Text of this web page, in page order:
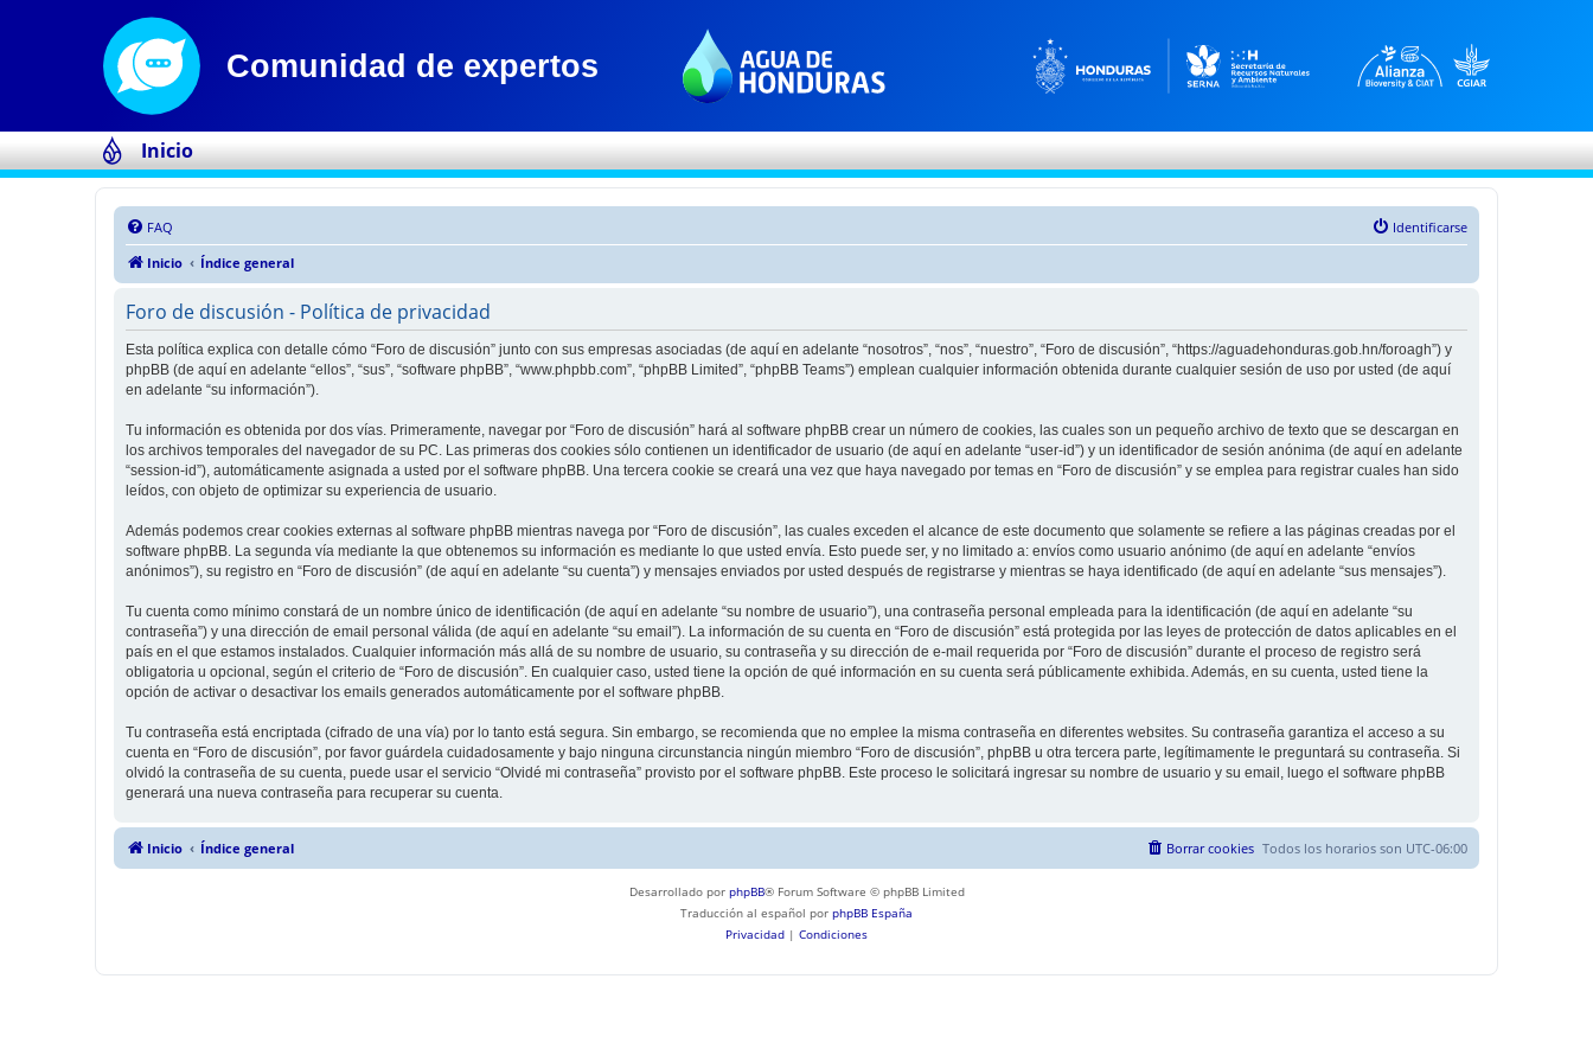
Inicio
FAQ
Identificarse
Inicio
Índice general
Foro de discusión - Política de privacidad
Esta política explica con detalle cómo “Foro de discusión” junto con sus empresas asociadas (de aquí en adelante “nosotros”, “nos”, “nuestro”, “Foro de discusión”, “https://aguadehonduras.gob.hn/foroagh”) y
phpBB (de aquí en adelante “ellos”, “sus”, “software phpBB”, “www.phpbb.com”, “phpBB Limited”, “phpBB Teams”) emplean cualquier información obtenida durante cualquier sesión de uso por usted (de aquí
en adelante “su información”).
Tu información es obtenida por dos vías. Primeramente, navegar por “Foro de discusión” hará al software phpBB crear un número de cookies, las cuales son un pequeño archivo de texto que se descargan en
los archivos temporales del navegador de su PC. Las primeras dos cookies sólo contienen un identificador de usuario (de aquí en adelante “user-id”) y un identificador de sesión anónima (de aquí en adelante
“session-id”), automáticamente asignada a usted por el software phpBB. Una tercera cookie se creará una vez que haya navegado por temas en “Foro de discusión” y se emplea para registrar cuales han sido
leídos, con objeto de optimizar su experiencia de usuario.
Además podemos crear cookies externas al software phpBB mientras navega por “Foro de discusión”, las cuales exceden el alcance de este documento que solamente se refiere a las páginas creadas por el
software phpBB. La segunda vía mediante la que obtenemos su información es mediante lo que usted envía. Esto puede ser, y no limitado a: envíos como usuario anónimo (de aquí en adelante “envíos
anónimos”), su registro en “Foro de discusión” (de aquí en adelante “su cuenta”) y mensajes enviados por usted después de registrarse y mientras se haya identificado (de aquí en adelante “sus mensajes”).
Tu cuenta como mínimo constará de un nombre único de identificación (de aquí en adelante “su nombre de usuario”), una contraseña personal empleada para la identificación (de aquí en adelante “su
contraseña”) y una dirección de email personal válida (de aquí en adelante “su email”). La información de su cuenta en “Foro de discusión” está protegida por las leyes de protección de datos aplicables en el
país en el que estamos instalados. Cualquier información más allá de su nombre de usuario, su contraseña y su dirección de e-mail requerida por “Foro de discusión” durante el proceso de registro será
obligatoria u opcional, según el criterio de “Foro de discusión”. En cualquier caso, usted tiene la opción de qué información en su cuenta será públicamente exhibida. Además, en su cuenta, usted tiene la
opción de activar o desactivar los emails generados automáticamente por el software phpBB.
Tu contraseña está encriptada (cifrado de una vía) por lo tanto está segura. Sin embargo, se recomienda que no emplee la misma contraseña en diferentes websites. Su contraseña garantiza el acceso a su
cuenta en “Foro de discusión”, por favor guárdela cuidadosamente y bajo ninguna circunstancia ningún miembro “Foro de discusión”, phpBB u otra tercera parte, legítimamente le preguntará su contraseña. Si
olvidó la contraseña de su cuenta, puede usar el servicio “Olvidé mi contraseña” provisto por el software phpBB. Este proceso le solicitará ingresar su nombre de usuario y su email, luego el software phpBB
generará una nueva contraseña para recuperar su cuenta.
Inicio Índice general Todos los horarios son UTC-06:00
Borrar cookies
Desarrollado por phpBB® Forum Software © phpBB Limited
Traducción al español por phpBB España
Privacidad | Condiciones